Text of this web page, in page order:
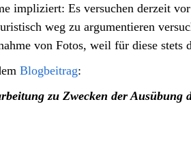
impliziert: Es versuchen derzeit
weg zu argumentieren
von Fotos, weil für diese stets
Blogbeitrag:
zu Zwecken der